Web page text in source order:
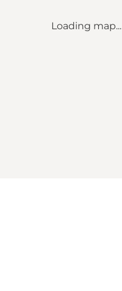
Loading map...